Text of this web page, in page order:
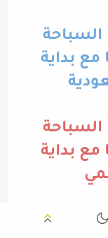
مع بداية
مع بداية
واحتياجاتك